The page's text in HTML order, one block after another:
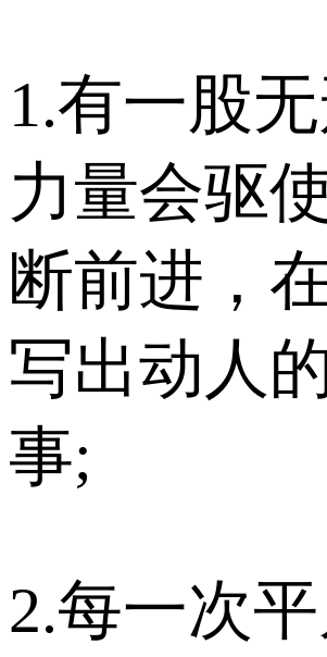
1.有一股
力量会驱
断前进，
写出动人
事;
2.每一次